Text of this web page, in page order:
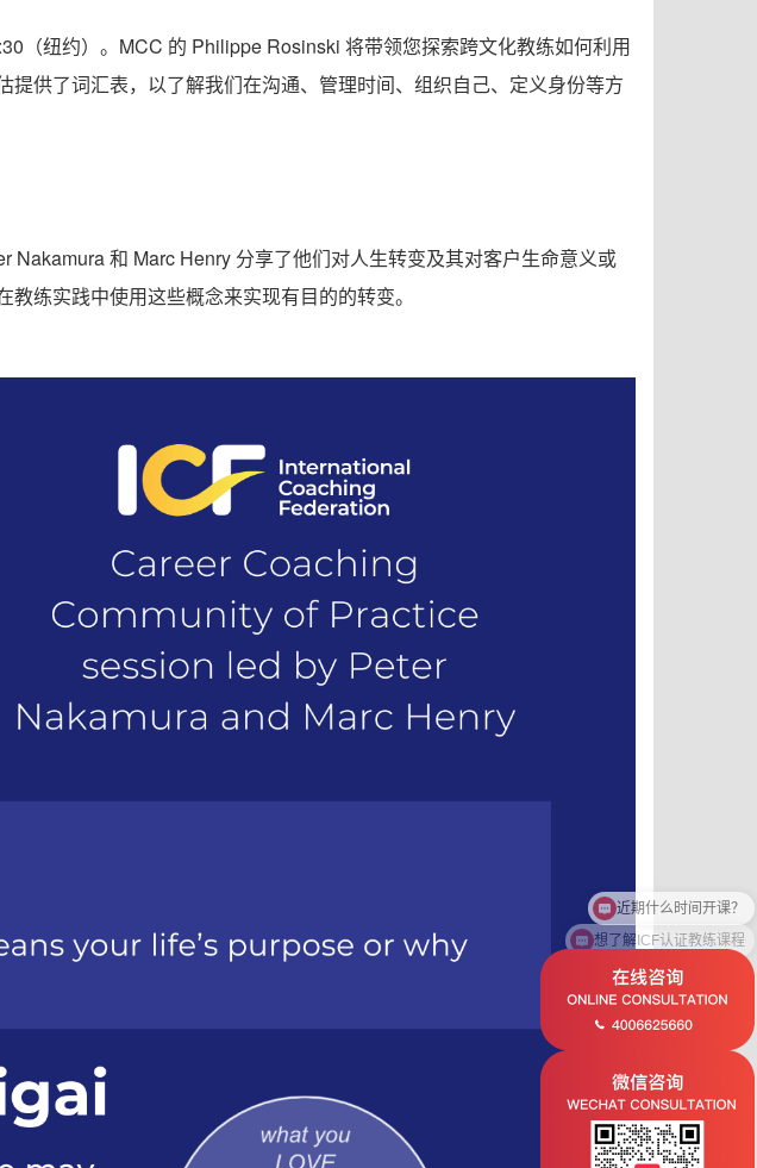
（纽约）。MCC 的 Philippe Rosinski 将带领您探索跨文化教练如何利用
供了词汇表，以了解我们在沟通、管理时间、组织自己、定义身份等方
Nakamura 和 Marc Henry 分享了他们对人生转变及其对客户生命意义或
练实践中使用这些概念来实现有目的的转变。
想了解ICF认证教练课程